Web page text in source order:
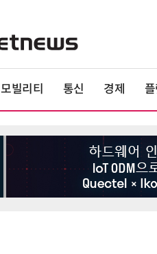
모빌리티 통신 경제